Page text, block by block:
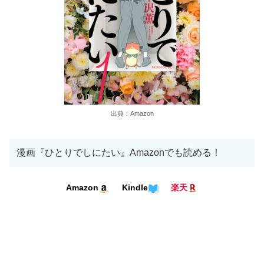
出典：Amazon
漫画『ひとりでしにたい』Amazonでも読める！
Amazon Kindle 楽天